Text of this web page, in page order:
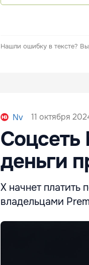
Нашли ошибку в тексте?
Nv 11 октября
Соцсеть
деньги
X начнет платить
владельцами